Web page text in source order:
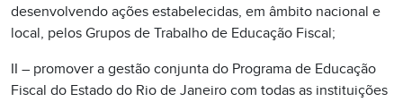
desenvolvendo ações estabelecidas, em âmbito nacional e
local, pelos Grupos de Trabalho de Educação Fiscal;
II – promover a gestão conjunta do Programa de Educação
Fiscal do Estado do Rio de Janeiro com todas as instituições